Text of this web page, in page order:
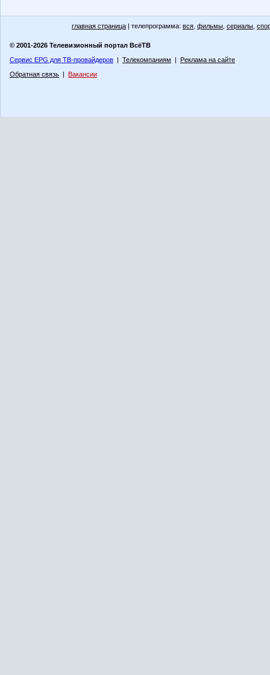
главная страница | телепрограмма: вся фильмы сериалы
© 2001-2026 Телевизионный портал ВсёТВ
Сервис EPG для ТВ-провайдеров | Телекомпаниям | Реклама на сайте
Обратная связь | Вакансии